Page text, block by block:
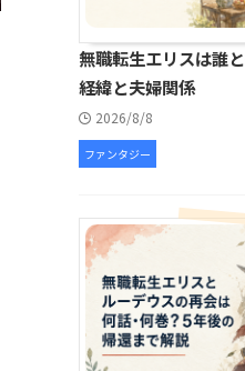
無職転生エリスは誰
経緯と夫婦関係
2026/8/8
ファンタジー